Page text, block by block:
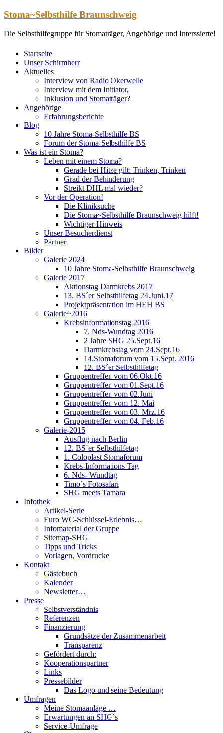
Zum
springen
Stoma~Selbsthilfe Braunschweig
Die Selbsthilfegruppe für Stomaträger, Angehörige und Interssierte!
Startseite
Unser Schirmherr
Aktuelles
Interview von Radio Okerwelle
Interview mit dem Initiator,
Inklusion und Stomaträger?
Angehörige
Erfahrungsberichte
Blog
10 Jahre Stoma-Selbsthilfe BS
Forum der Stoma-Selbsthilfe BS
Was ist ein Stoma?
Leben mit einem Stoma?
Gerade bei Hitze gilt: Trinken, Trinken
Grad der Behinderung
Streikt DHL mal wieder?
Vor der Operation!
Die Kliniksuche
Die Stoma~Selbsthilfe Braunschweig hilft!
Wichtiger Hinweis
Unser Besucherdienst
Partner
Bilder
Galerie 2024
10 Jahre Stoma-Selbsthilfe Braunschweig
Galerie 2017
Aktionstag Darmkrebs 2017
13. BS´er Selbsthilfetag 24.Juni.17
Projektpräsentation im HEH BS
Galerie~2016
Krebsinformationstag 2016
7. Nds-Wundtag 2016
2 Jahre SHG 25.Sept.16
Darmkrebstag vom 24.Sept.16
14.Stomaforum vom 15.Sept. 2016
12. BS´er Selbsthilfetag
Gruppentreffen vom 06.Okt.16
Gruppentreffen vom 01.Sept.16
Gruppentreffen vom 02.Juni
Gruppentreffen vom 12. Mai
Gruppentreffen vom 03. Mrz.16
Gruppentreffen vom 04. Feb.16
Galerie-2015
Ausflug nach Berlin
12. BS´er Selbsthilfetag
1. Coloplast Stomaforum
Krebs-Informations Tag
6. Nds- Wundtag
Timo´s Fotosafari
SHG meets Tamara
Infothek
Artikel-Serie
Euro WC-Schlüssel-Erlebnis…
Infomaterial der Gruppe
Sitemap-SHG
Tipps und Tricks
Vorlagen, Vordrucke
Kontakt
Gästebuch
Kalender
Newsletter…
Presse
Selbstverständnis
Referenzen
Finanzierung
Grundsätze der Zusammenarbeit
Transparenz
Gefördert durch:
Kooperationspartner
Links
Pressebilder
Das Logo und seine Bedeutung
Umfragen
Meine Stomaanlage …
Erwartungen an SHG´s
Service-Umfrage